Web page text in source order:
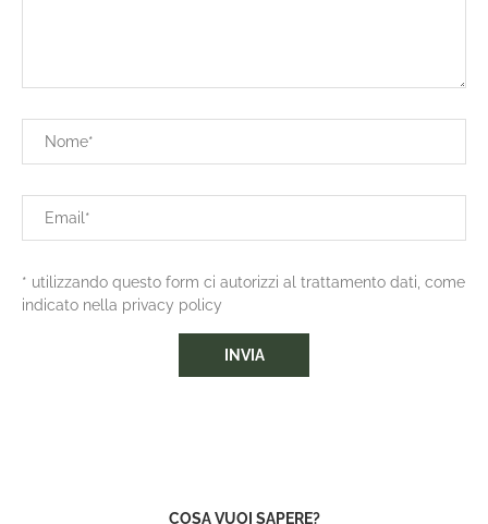
* utilizzando questo form ci autorizzi al trattamento dati, come
indicato nella privacy policy
COSA VUOI SAPERE?